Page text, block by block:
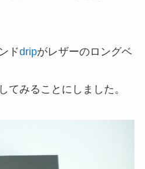
ドdripがレザーのロングベ
てみることにしました。